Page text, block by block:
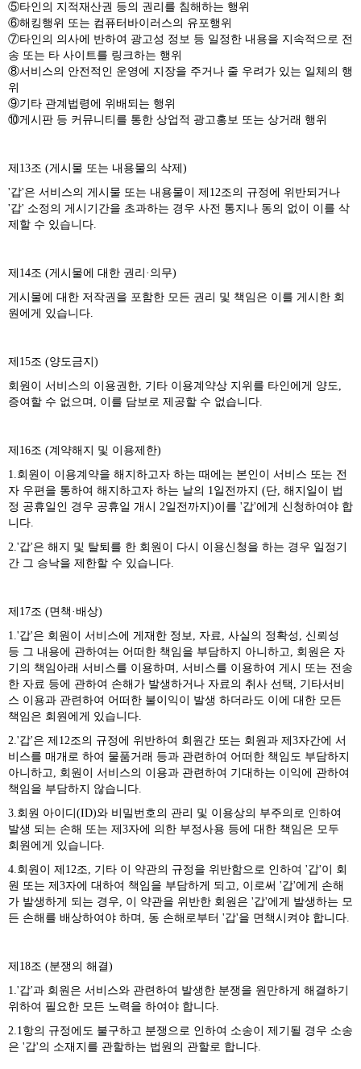
⑤타인의 지적재산권 등의 권리를 침해하는 행위
⑥해킹행위 또는 컴퓨터바이러스의 유포행위
⑦타인의 의사에 반하여 광고성 정보 등 일정한 내용을 지속적으로 전
송 또는 타 사이트를 링크하는 행위
⑧서비스의 안전적인 운영에 지장을 주거나 줄 우려가 있는 일체의 행
위
⑨기타 관계법령에 위배되는 행위
⑩게시판 등 커뮤니티를 통한 상업적 광고홍보 또는 상거래 행위
제13조 (게시물 또는 내용물의 삭제)
'갑'은 서비스의 게시물 또는 내용물이 제12조의 규정에 위반되거나
'갑' 소정의 게시기간을 초과하는 경우 사전 통지나 동의 없이 이를 삭
제할 수 있습니다.
제14조 (게시물에 대한 권리·의무)
게시물에 대한 저작권을 포함한 모든 권리 및 책임은 이를 게시한 회
원에게 있습니다.
제15조 (양도금지)
회원이 서비스의 이용권한, 기타 이용계약상 지위를 타인에게 양도,
증여할 수 없으며, 이를 담보로 제공할 수 없습니다.
제16조 (계약해지 및 이용제한)
1.회원이 이용계약을 해지하고자 하는 때에는 본인이 서비스 또는 전
자 우편을 통하여 해지하고자 하는 날의 1일전까지 (단, 해지일이 법
정 공휴일인 경우 공휴일 개시 2일전까지)이를 '갑'에게 신청하여야 합
니다.
2.'갑'은 해지 및 탈퇴를 한 회원이 다시 이용신청을 하는 경우 일정기
간 그 승낙을 제한할 수 있습니다.
제17조 (면책·배상)
1.'갑'은 회원이 서비스에 게재한 정보, 자료, 사실의 정확성, 신뢰성
등 그 내용에 관하여는 어떠한 책임을 부담하지 아니하고, 회원은 자
기의 책임아래 서비스를 이용하며, 서비스를 이용하여 게시 또는 전송
한 자료 등에 관하여 손해가 발생하거나 자료의 취사 선택, 기타서비
스 이용과 관련하여 어떠한 불이익이 발생 하더라도 이에 대한 모든
책임은 회원에게 있습니다.
2.'갑'은 제12조의 규정에 위반하여 회원간 또는 회원과 제3자간에 서
비스를 매개로 하여 물품거래 등과 관련하여 어떠한 책임도 부담하지
아니하고, 회원이 서비스의 이용과 관련하여 기대하는 이익에 관하여
책임을 부담하지 않습니다.
3.회원 아이디(ID)와 비밀번호의 관리 및 이용상의 부주의로 인하여
발생 되는 손해 또는 제3자에 의한 부정사용 등에 대한 책임은 모두
회원에게 있습니다.
4.회원이 제12조, 기타 이 약관의 규정을 위반함으로 인하여 '갑'이 회
원 또는 제3자에 대하여 책임을 부담하게 되고, 이로써 '갑'에게 손해
가 발생하게 되는 경우, 이 약관을 위반한 회원은 '갑'에게 발생하는 모
든 손해를 배상하여야 하며, 동 손해로부터 '갑'을 면책시켜야 합니다.
제18조 (분쟁의 해결)
1.'갑'과 회원은 서비스와 관련하여 발생한 분쟁을 원만하게 해결하기
위하여 필요한 모든 노력을 하여야 합니다.
2.1항의 규정에도 불구하고 분쟁으로 인하여 소송이 제기될 경우 소송
은 '갑'의 소재지를 관할하는 법원의 관할로 합니다.